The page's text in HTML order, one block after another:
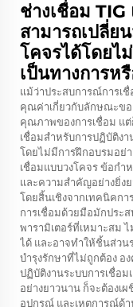
ช่างเชื่อม
สามารถเปลี่ย
โคจรได้โดยไ
เป็นทางการห
แม้ว่าประสบการณ์การเ
คุณค่าเกี่ยวกับลักษณะขอ
คุณภาพของการเชื่อม แ
เชื่อมสำหรับการปฏิบัติง
โดยไม่มีการฝึกอบรมอย่
เชื่อมแบบวงโคจร ข้อกำ
และความสำคัญอย่างยิ่ง
โดยสิ้นเชิงจากเทคนิคก
การเชื่อมด้วยมือมักประ
พารามิเตอร์ที่เหมาะสม
ได้ และอาจทำให้ชิ้นส่วน
บำรุงรักษาที่ไม่ถูกต้อง
ปฏิบัติงานระบบการเชื่อ
อย่างยาวนาน ก็จะต้องเ
อุปกรณ์ และเหตุการณ์ด้